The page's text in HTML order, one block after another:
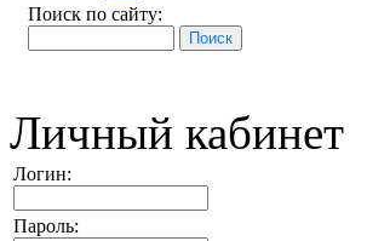
Поиск по сайту:
Личный кабинет
Логин:
Пароль: